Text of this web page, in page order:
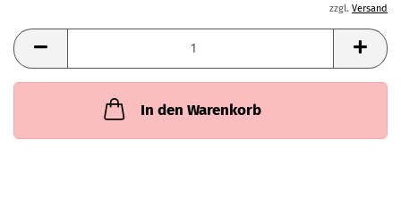
zzgl. Versand
In den Warenkorb